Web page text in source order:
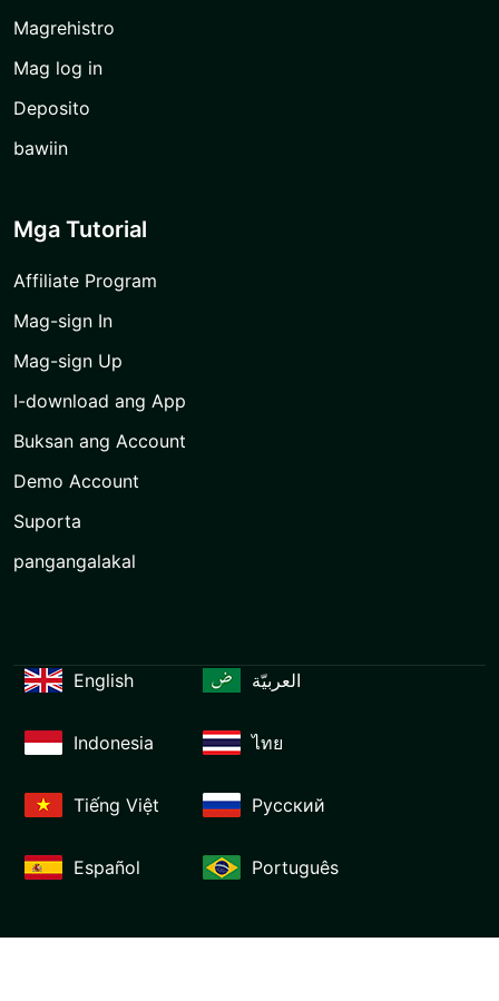
Magrehistro
Mag log in
Deposito
bawiin
Mga Tutorial
Affiliate Program
Mag-sign In
Mag-sign Up
I-download ang App
Buksan ang Account
Demo Account
Suporta
pangangalakal
English العربيّة
Indonesia ไทย
Tiếng Việt Русский
Español Português